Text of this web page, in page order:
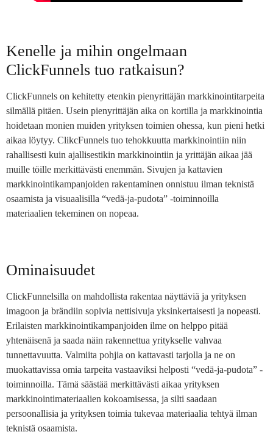
Kenelle ja mihin ongelmaan
ClickFunnels tuo ratkaisun?
ClickFunnels on kehitetty etenkin pienyrittäjän markkinointitarpeita
silmällä pitäen. Usein pienyrittäjän aika on kortilla ja markkinointia
hoidetaan monien muiden yrityksen toimien ohessa, kun pieni hetki
aikaa löytyy. ClikcFunnels tuo tehokkuutta markkinointiin niin
rahallisesti kuin ajallisestikin markkinointiin ja yrittäjän aikaa jää
muille töille merkittävästi enemmän. Sivujen ja kattavien
markkinointikampanjoiden rakentaminen onnistuu ilman teknistä
osaamista ja visuaalisilla “vedä-ja-pudota” -toiminnoilla
materiaalien tekeminen on nopeaa.
Ominaisuudet
ClickFunnelsilla on mahdollista rakentaa näyttäviä ja yrityksen
imagoon ja brändiin sopivia nettisivuja yksinkertaisesti ja nopeasti.
Erilaisten markkinointikampanjoiden ilme on helppo pitää
yhtenäisenä ja saada näin rakennettua yritykselle vahvaa
tunnettavuutta. Valmiita pohjia on kattavasti tarjolla ja ne on
muokattavissa omia tarpeita vastaaviksi helposti “vedä-ja-pudota” -
toiminnoilla. Tämä säästää merkittävästi aikaa yrityksen
markkinointimateriaalien kokoamisessa, ja silti saadaan
persoonallisia ja yrityksen toimia tukevaa materiaalia tehtyä ilman
teknistä osaamista.